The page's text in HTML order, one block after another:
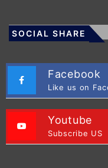
SOCIAL SHARE
Facebook
Like us on
Youtube
Subscribe US